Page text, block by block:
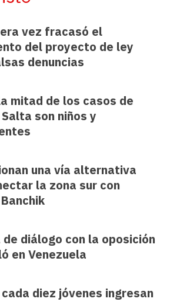
vez fracasó el
del proyecto de ley
denuncias
mitad de los casos de
son niños y
una vía alternativa
la zona sur con
de diálogo con la oposición
en Venezuela
cada diez jóvenes ingresan